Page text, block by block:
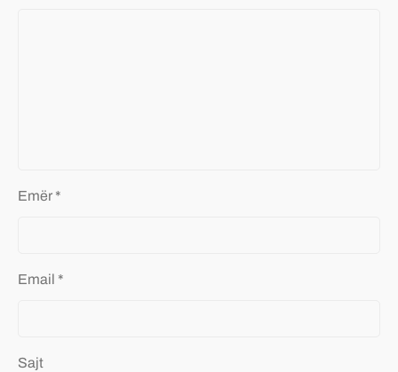
Emër *
Email *
Sajt